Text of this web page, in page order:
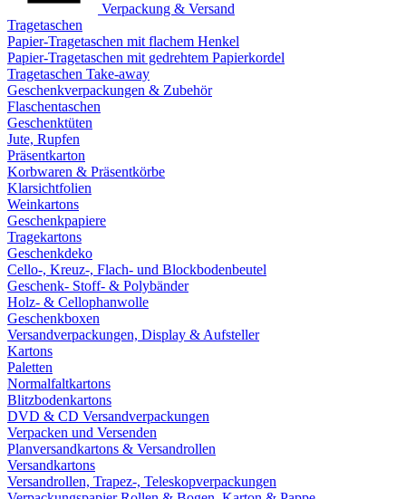
Verpackung & Versand
Tragetaschen
Papier-Tragetaschen mit flachem Henkel
Papier-Tragetaschen mit gedrehtem Papierkordel
Tragetaschen Take-away
Geschenkverpackungen & Zubehör
Flaschentaschen
Geschenktüten
Jute, Rupfen
Präsentkarton
Korbwaren & Präsentkörbe
Klarsichtfolien
Weinkartons
Geschenkpapiere
Tragekartons
Geschenkdeko
Cello-, Kreuz-, Flach- und Blockbodenbeutel
Geschenk- Stoff- & Polybänder
Holz- & Cellophanwolle
Geschenkboxen
Versandverpackungen, Display & Aufsteller
Kartons
Paletten
Normalfaltkartons
Blitzbodenkartons
DVD & CD Versandverpackungen
Verpacken und Versenden
Planversandkartons & Versandrollen
Versandkartons
Versandrollen, Trapez-, Teleskopverpackungen